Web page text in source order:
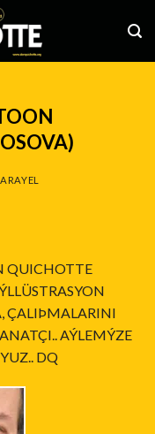
QUICHOTTE
ÇALIÞMALARINI
AÝLEMÝZE
DQ